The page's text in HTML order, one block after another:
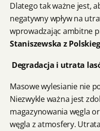
Dlatego tak ważne jest,
negatywny wpływ na
wprowadzając ambitne
Staniszewska z
Degradacja i utrata
Masowe wylesianie nie
Niezwykle ważna jest
magazynowania węgla
węgla z atmosfery.